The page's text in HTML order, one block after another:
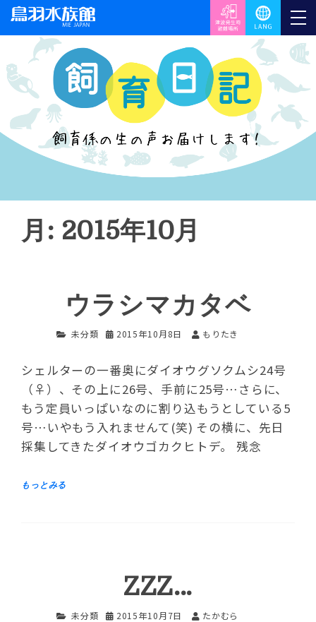
月: 2015年10月
ウラシマカタベ
未分類 2015年10月8日 もりたき
シェルターの一番奥にダイオウグソクムシ24号
（♀）、その上に26号、手前に25号…さらに、
もう定員いっぱいなのに割り込もうとしている5
号…いやもう入れませんて(笑) その横に、先日
採集してきたダイオウゴカクヒトデ。 残念
ZZZ…
未分類 2015年10月7日 たかむら